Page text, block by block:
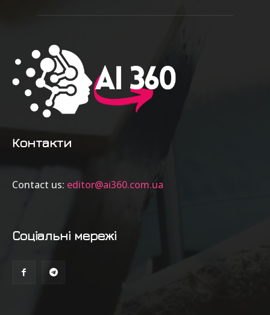
Контакти
Contact us: editor@ai360.com.ua
Соціальні мережі